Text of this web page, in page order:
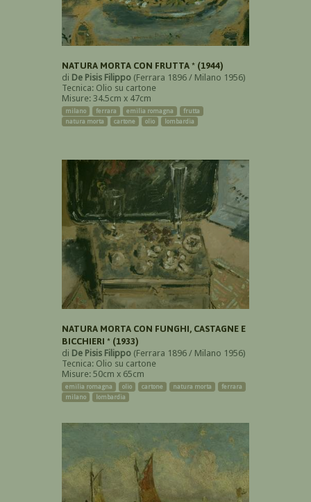
NATURA MORTA CON FRUTTA * (1944)
di De Pisis Filippo (Ferrara 1896 / Milano 1956)
Tecnica: Olio su cartone
Misure: 34.5cm x 47cm
milano ferrara emilia romagna
frutta
natura morta
cartone olio lombardia
NATURA MORTA CON FUNGHI, CASTAGNE E
BICCHIERI * (1933)
di De Pisis Filippo (Ferrara 1896 / Milano 1956)
Tecnica: Olio su cartone
Misure: 50cm x 65cm
emilia romagna olio cartone natura morta
ferrara
milano
lombardia